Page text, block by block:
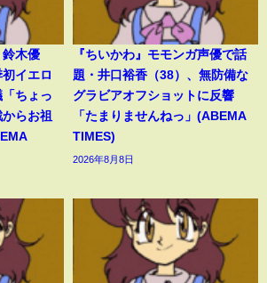
鈴木優
イエロ
ちょっ
らお祖
『ちいかわ』モモンガ声優で話
題・井口裕香（38）、無防備な
グラビアオフショットに反響
「たまりませんねっ」(ABEMA
TIMES)
2026年8月8日